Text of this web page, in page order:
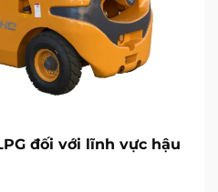
đối với lĩnh vực hậu